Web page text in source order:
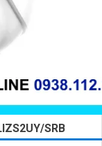
SRB